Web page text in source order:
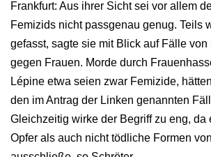
Frankfurt: Aus ihrer Sicht sei vor allem
Femizids nicht passgenau genug. Teils
gefasst, sagte sie mit Blick auf Fälle
gegen Frauen. Morde durch
Lépine etwa seien zwar Femizide,
den im Antrag der Linken genannten
Gleichzeitig wirke der Begriff zu eng, da
Opfer als auch nicht tödliche Formen